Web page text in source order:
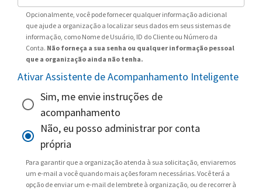
Opcionalmente, você pode fornecer qualquer informação adicional
que ajude a organização a localizar seus dados em seus sistemas de
informação, como Nome de Usuário, ID do Cliente ou Número da
Conta. Não forneça a sua senha ou qualquer informação pessoal
que a organização ainda não tenha.
Ativar Assistente de Acompanhamento Inteligente
Sim, me envie instruções de
acompanhamento
Não, eu posso administrar por conta
própria
Para garantir que a organização atenda à sua solicitação, enviaremos
um e-mail a você quando mais ações foram necessárias. Você terá a
opção de enviar um e-mail de lembrete à organização, ou de recorrer à